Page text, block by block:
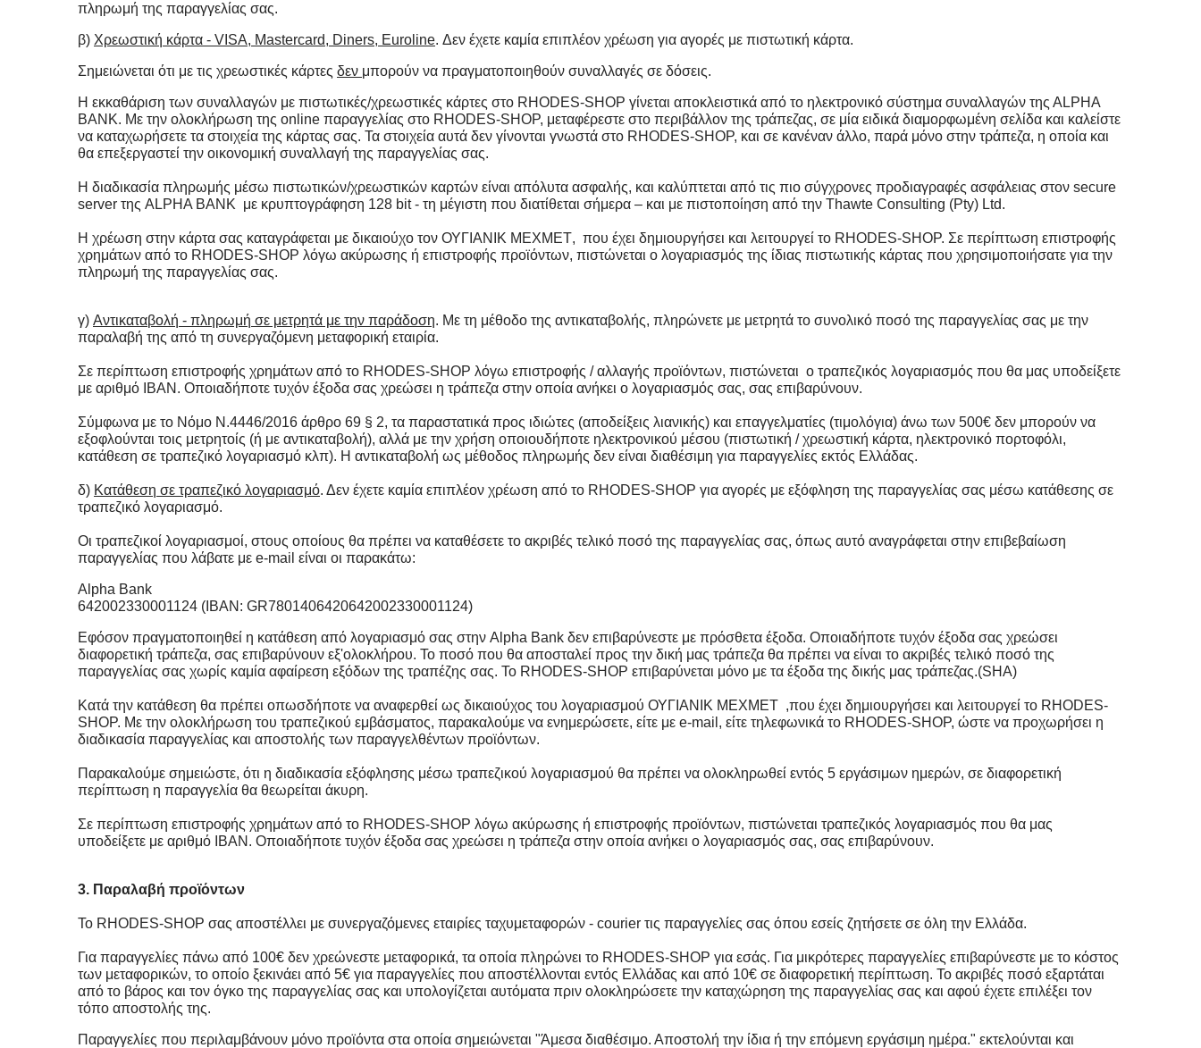
πληρωμή της παραγγελίας σας.
β) Χρεωστική κάρτα - VISA, Mastercard, Diners, Euroline. Δεν έχετε καμία επιπλέον χρέωση για αγορές με πιστωτική κάρτα.
Σημειώνεται ότι με τις χρεωστικές κάρτες δεν μπορούν να πραγματοποιηθούν συναλλαγές σε δόσεις.
Η εκκαθάριση των συναλλαγών με πιστωτικές/χρεωστικές κάρτες στο RHODES-SHOP γίνεται αποκλειστικά από το ηλεκτρονικό σύστημα συναλλαγών της Α LPHA
BANK. Με την ολοκλήρωση της online παραγγελίας στο RHODES-SHOP, μεταφέρεστε στο περιβάλλον της τράπεζας, σε μία ειδικά διαμορφωμένη σελίδα και καλείστε
να καταχωρήσετε τα στοιχεία της κάρτας σας. Τα στοιχεία αυτά δεν γίνονται γνωστά στο RHODES-SHOP, και σε κανέναν άλλο, παρά μόνο στην τράπεζα, η οποία και
θα επεξεργαστεί την οικονομική συναλλαγή της παραγγελίας σας.
Η διαδικασία πληρωμής μέσω πιστωτικών/χρεωστικών καρτών είναι απόλυτα ασφαλής, και καλύπτεται από τις πιο σύγχρονες προδιαγραφές ασφάλειας στον secure
server της ALPHA BANK με κρυπτογράφηση 128 bit - τη μέγιστη που διατίθεται σήμερα – και με πιστοποίηση από την Thawte Consulting (Pty) Ltd.
Η χρέωση στην κάρτα σας καταγράφεται με δικαιούχο τον ΟΥΓΙΑΝΙΚ ΜΕΧΜΕΤ, που έχει δημιουργήσει και λειτουργεί το RHODES-SHOP. Σε περίπτωση επιστροφής
χρημάτων από το RHODES-SHOP λόγω ακύρωσης ή επιστροφής προϊόντων, πιστώνεται ο λογαριασμός της ίδιας πιστωτικής κάρτας που χρησιμοποιήσατε για την
πληρωμή της παραγγελίας σας.
γ) Αντικαταβολή - πληρωμή σε μετρητά με την παράδοση. Με τη μέθοδο της αντικαταβολής, πληρώνετε με μετρητά το συνολικό ποσό της παραγγελίας σας με την
παραλαβή της από τη συνεργαζόμενη μεταφορική εταιρία.
Σε περίπτωση επιστροφής χρημάτων από το RHODES-SHOP λόγω επιστροφής / αλλαγής προϊόντων, πιστώνεται o τραπεζικός λογαριασμός που θα μας υποδείξετε
με αριθμό IBAN. Οποιαδήποτε τυχόν έξοδα σας χρεώσει η τράπεζα στην οποία ανήκει ο λογαριασμός σας, σας επιβαρύνουν.
Σύμφωνα με το Νόμο Ν.4446/2016 άρθρο 69 § 2, τα παραστατικά προς ιδιώτες (αποδείξεις λιανικής) και επαγγελματίες (τιμολόγια) άνω των 500€ δεν μπορούν να
εξοφλούνται τοις μετρητοίς (ή με αντικαταβολή), αλλά με την χρήση οποιουδήποτε ηλεκτρονικού μέσου (πιστωτική / χρεωστική κάρτα, ηλεκτρονικό πορτοφόλι,
κατάθεση σε τραπεζικό λογαριασμό κλπ). Η αντικαταβολή ως μέθοδος πληρωμής δεν είναι διαθέσιμη για παραγγελίες εκτός Ελλάδας.
δ) Κατάθεση σε τραπεζικό λογαριασμό. Δεν έχετε καμία επιπλέον χρέωση από το RHODES-SHOP για αγορές με εξόφληση της παραγγελίας σας μέσω κατάθεσης σε
τραπεζικό λογαριασμό.
Οι τραπεζικοί λογαριασμοί, στους οποίους θα πρέπει να καταθέσετε το ακριβές τελικό ποσό της παραγγελίας σας, όπως αυτό αναγράφεται στην επιβεβαίωση
παραγγελίας που λάβατε με e-mail είναι οι παρακάτω:
Alpha Bank
642002330001124 (IBAN: GR7801406420642002330001124)
Εφόσον πραγματοποιηθεί η κατάθεση από λογαριασμό σας στην Alpha Bank δεν επιβαρύνεστε με πρόσθετα έξοδα. Οποιαδήποτε τυχόν έξοδα σας χρεώσει
διαφορετική τράπεζα, σας επιβαρύνουν εξ'ολοκλήρου. Το ποσό που θα αποσταλεί προς την δική μας τράπεζα θα πρέπει να είναι το ακριβές τελικό ποσό της
παραγγελίας σας χωρίς καμία αφαίρεση εξόδων της τραπέζης σας. Το RHODES-SHOP επιβαρύνεται μόνο με τα έξοδα της δικής μας τράπεζας.(SHA)
Κατά την κατάθεση θα πρέπει οπωσδήποτε να αναφερθεί ως δικαιούχος του λογαριασμού ΟΥΓΙΑΝΙΚ ΜΕΧΜΕΤ ,που έχει δημιουργήσει και λειτουργεί το RHODES-
SHOP. Με την ολοκλήρωση του τραπεζικού εμβάσματος, παρακαλούμε να ενημερώσετε, είτε με e-mail, είτε τηλεφωνικά το RHODES-SHOP, ώστε να προχωρήσει η
διαδικασία παραγγελίας και αποστολής των παραγγελθέντων προϊόντων.
Παρακαλούμε σημειώστε, ότι η διαδικασία εξόφλησης μέσω τραπεζικού λογαριασμού θα πρέπει να ολοκληρωθεί εντός 5 εργάσιμων ημερών, σε διαφορετική
περίπτωση η παραγγελία θα θεωρείται άκυρη.
Σε περίπτωση επιστροφής χρημάτων από το RHODES-SHOP λόγω ακύρωσης ή επιστροφής προϊόντων, πιστώνεται τραπεζικός λογαριασμός που θα μας
υποδείξετε με αριθμό IBAN. Οποιαδήποτε τυχόν έξοδα σας χρεώσει η τράπεζα στην οποία ανήκει ο λογαριασμός σας, σας επιβαρύνουν.
3. Παραλαβή προϊόντων
Το RHODES-SHOP σας αποστέλλει με συνεργαζόμενες εταιρίες ταχυμεταφορών - courier τις παραγγελίες σας όπου εσείς ζητήσετε σε όλη την Ελλάδα.
Για παραγγελίες πάνω από 100€ δεν χρεώνεστε μεταφορικά, τα οποία πληρώνει το RHODES-SHOP για εσάς. Για μικρότερες παραγγελίες επιβαρύνεστε με το κόστος
των μεταφορικών, το οποίο ξεκινάει από 5€ για παραγγελίες που αποστέλλονται εντός Ελλάδας και από 10€ σε διαφορετική περίπτωση. Το ακριβές ποσό εξαρτάται
από το βάρος και τον όγκο της παραγγελίας σας και υπολογίζεται αυτόματα πριν ολοκληρώσετε την καταχώρηση της παραγγελίας σας και αφού έχετε επιλέξει τον
τόπο αποστολής της.
Παραγγελίες που περιλαμβάνουν μόνο προϊόντα στα οποία σημειώνεται "Άμεσα διαθέσιμο. Αποστολή την ίδια ή την επόμενη εργάσιμη ημέρα." εκτελούνται και